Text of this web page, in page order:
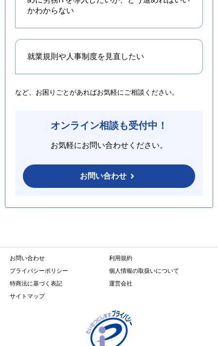
かわからない
就業規則や人事制度を 見直したい
など、お困りごとがあればお気軽にご相談ください。
オンライン相談も受付中！
お気軽にお問い合わせください。
お問い合わせ
お問い合わせ
利用規約
プライバシーポリシー
個人情報の取扱いについて
特商法に基づく表記
運営会社
サイトマップ